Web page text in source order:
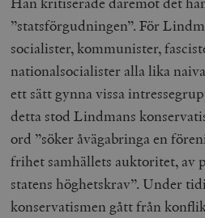
”statsförgudningen”. För
socialister, kommunister,
nationalsocialister alla lika
ett sätt gynna vissa
detta stod Lindmans
ord ”söker åvägabringa en
frihet samhällets auktoritet, av
statens höghetskrav”. Under
konservatismen gått från